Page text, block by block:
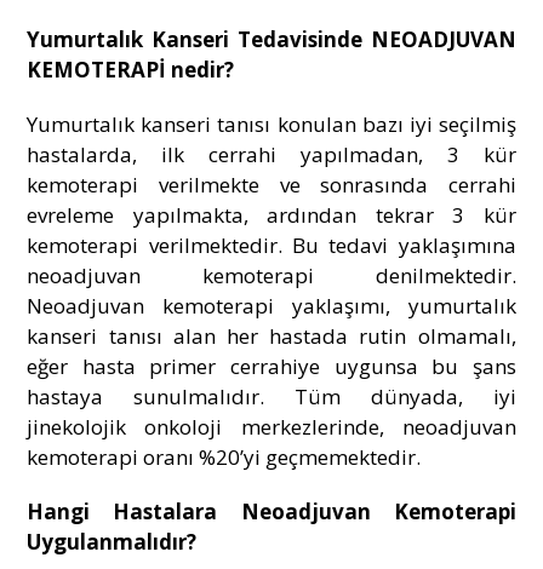
Yumurtalık Kanseri Tedavisinde NEOADJUVAN
KEMOTERAPİ nedir?
Yumurtalık kanseri tanısı konulan bazı iyi seçilmiş
hastalarda, ilk cerrahi yapılmadan, 3 kür
kemoterapi verilmekte ve sonrasında cerrahi
evreleme yapılmakta, ardından tekrar 3 kür
kemoterapi verilmektedir. Bu tedavi yaklaşımına
neoadjuvan kemoterapi denilmektedir.
Neoadjuvan kemoterapi yaklaşımı, yumurtalık
kanseri tanısı alan her hastada rutin olmamalı,
eğer hasta primer cerrahiye uygunsa bu şans
hastaya sunulmalıdır. Tüm dünyada, iyi
jinekolojik onkoloji merkezlerinde, neoadjuvan
kemoterapi oranı %20’yi geçmemektedir.
Hangi Hastalara Neoadjuvan Kemoterapi
Uygulanmalıdır?